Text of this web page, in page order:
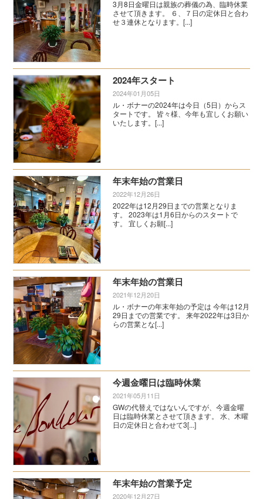
3月8日金曜日は親族の葬儀の為、臨時休業
させて頂きます。 ６、７日の定休日と合わ
せ３連休となります。[...]
2024年スタート
2024年01月05日
ル・ボナーの2024年は今日（5日）からス
タートです。 皆々様、今年も宜しくお願い
いたします。[...]
年末年始の営業日
2022年12月26日
2022年は12月29日までの営業となりま
す。 2023年は1月6日からのスタートで
す。 宜しくお願[...]
年末年始の営業日
2021年12月20日
ル・ボナーの年末年始の予定は 今年は12月
29日までの営業です。 来年2022年は3日か
らの営業とな[...]
今週金曜日は臨時休業
2021年05月11日
GWの代替えではないんですが、今週金曜
日は臨時休業とさせて頂きます。 水、木曜
日の定休日と合わせて3[...]
年末年始の営業予定
2020年12月27日